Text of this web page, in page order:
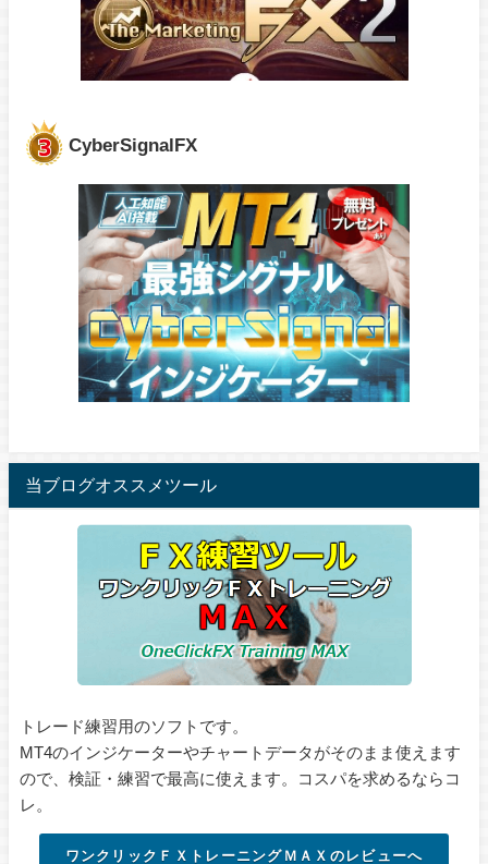
CyberSignalFX
当ブログオススメツール
トレード練習用のソフトです。
MT4のインジケーターやチャートデータがそのまま使えます
ので、検証・練習で最高に使えます。コスパを求めるならコ
レ。
ワンクリックＦＸトレーニングＭＡＸのレビューへ